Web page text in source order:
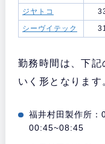
ジヤトコ
シーヴイテック
勤務時間は、下
いく形となります
福井村田製作所
00:45~08:45